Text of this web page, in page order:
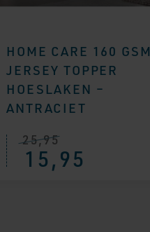
HOME CARE 160 GSM
JERSEY TOPPER
HOESLAKEN –
ANTRACIET
25,95
15,95